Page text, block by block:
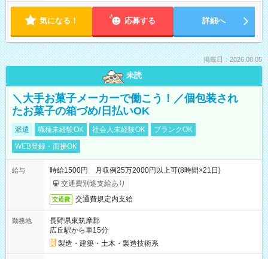
気になる！ 応募する 詳細へ
掲載日：2026.08.05
未読
＼大手お菓子メーカーで働こう！／個包装され
たお菓子の箱づめ/日払いOK
派遣 職種未経験OK 社会人未経験OK
ブランクOK
WEB登録・面接OK
給与
時給1500円 月収例25万2000円以上可(8時間×21日)
交通費別途支給あり
交通費 交通費規定内支給
勤務地
長野県東筑摩郡
広丘駅から車15分
製造・建築・土木・製造技術系